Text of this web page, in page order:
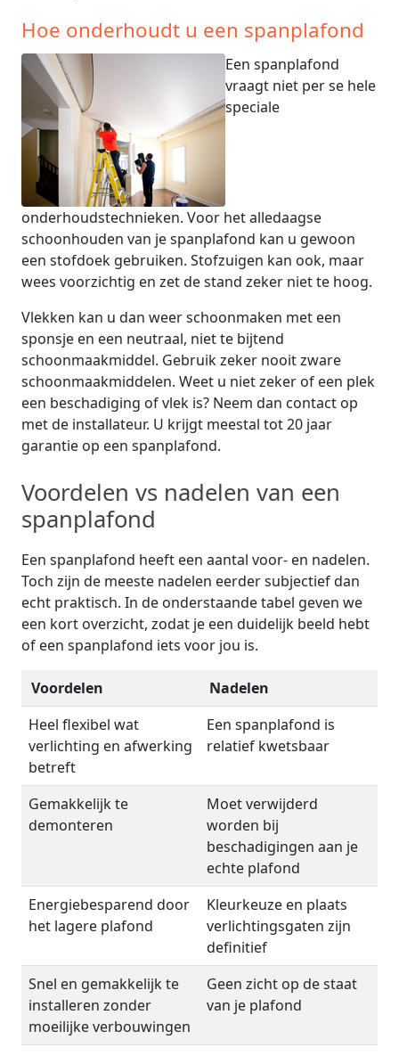
Hoe onderhoudt u een spanplafond
Een spanplafond
vraagt niet per se hele
speciale
onderhoudstechnieken. Voor het alledaagse
schoonhouden van je spanplafond kan u gewoon
een stofdoek gebruiken. Stofzuigen kan ook, maar
wees voorzichtig en zet de stand zeker niet te hoog.
Vlekken kan u dan weer schoonmaken met een
sponsje en een neutraal, niet te bijtend
schoonmaakmiddel. Gebruik zeker nooit zware
schoonmaakmiddelen. Weet u niet zeker of een plek
een beschadiging of vlek is? Neem dan contact op
met de installateur. U krijgt meestal tot 20 jaar
garantie op een spanplafond.
Voordelen vs nadelen van een
spanplafond
Een spanplafond heeft een aantal voor- en nadelen.
Toch zijn de meeste nadelen eerder subjectief dan
echt praktisch. In de onderstaande tabel geven we
een kort overzicht, zodat je een duidelijk beeld hebt
of een spanplafond iets voor jou is.
Voordelen
Nadelen
Heel flexibel wat
verlichting en afwerking
betreft
Een spanplafond is
relatief kwetsbaar
Gemakkelijk te
demonteren
Moet verwijderd
worden bij
beschadigingen aan je
echte plafond
Energiebesparend door
het lagere plafond
Kleurkeuze en plaats
verlichtingsgaten zijn
definitief
Snel en gemakkelijk te
installeren zonder
moeilijke verbouwingen
Geen zicht op de staat
van je plafond